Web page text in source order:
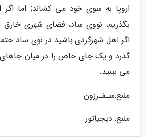
اروپا به سوی خود می کشاند; اما
بگذریم، نووی ساد، فضای شهری خارق
اگر اهل شهرگردی باشید در نوی ساد
گذرد و یک جای خاص را در میان
می بینید.
منبع:سـفـرزون
منبع: دیجیاتور